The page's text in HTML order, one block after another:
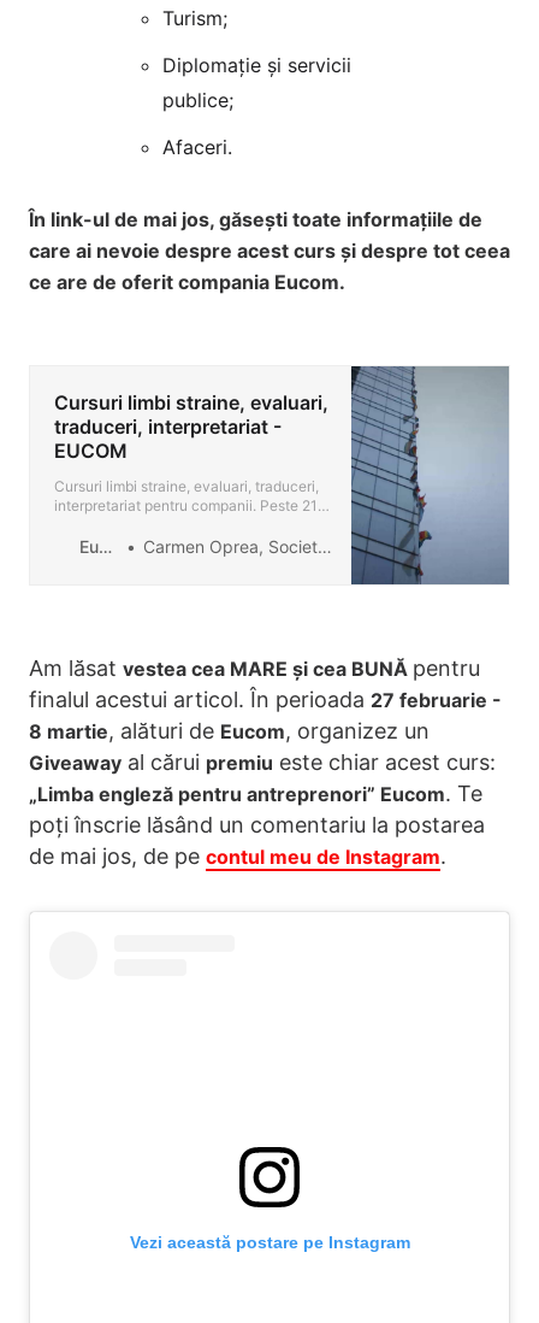
Turism;
Diplomație și servicii
publice;
Afaceri.
În link-ul de mai jos, găsești toate informațiile de
care ai nevoie despre acest curs și despre tot ceea
ce are de oferit compania Eucom.
Cursuri limbi straine, evaluari,
traduceri, interpretariat -
EUCOM
Cursuri limbi straine, evaluari, traduceri,
interpretariat pentru companii. Peste 216
predare interactive.
Eucom Carmen Oprea, Societe Generale European Business Services
Am lăsat vestea cea MARE și cea BUNĂ pentru
finalul acestui articol. În perioada 27 februarie -
8 martie, alături de Eucom, organizez un
Giveaway al cărui premiu este chiar acest curs:
„Limba engleză pentru antreprenori” Eucom. Te
poți înscrie lăsând un comentariu la postarea
de mai jos, de pe contul meu de Instagram.
Vezi această postare pe Instagram